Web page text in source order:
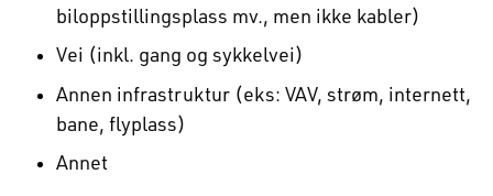
biloppstillingsplass mv., men ikke kabler)
Vei (inkl. gang og sykkelvei)
Annen infrastruktur (eks: VAV, strøm, internett,
bane, flyplass)
Annet